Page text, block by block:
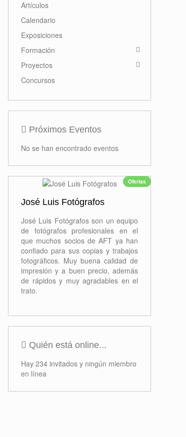
Actividades
Artículos
Calendario
Exposiciones
Formación
Proyectos
Concursos
No se han encontrado eventos
José Luis Fotógrafos
José Luis Fotógrafos son un equipo